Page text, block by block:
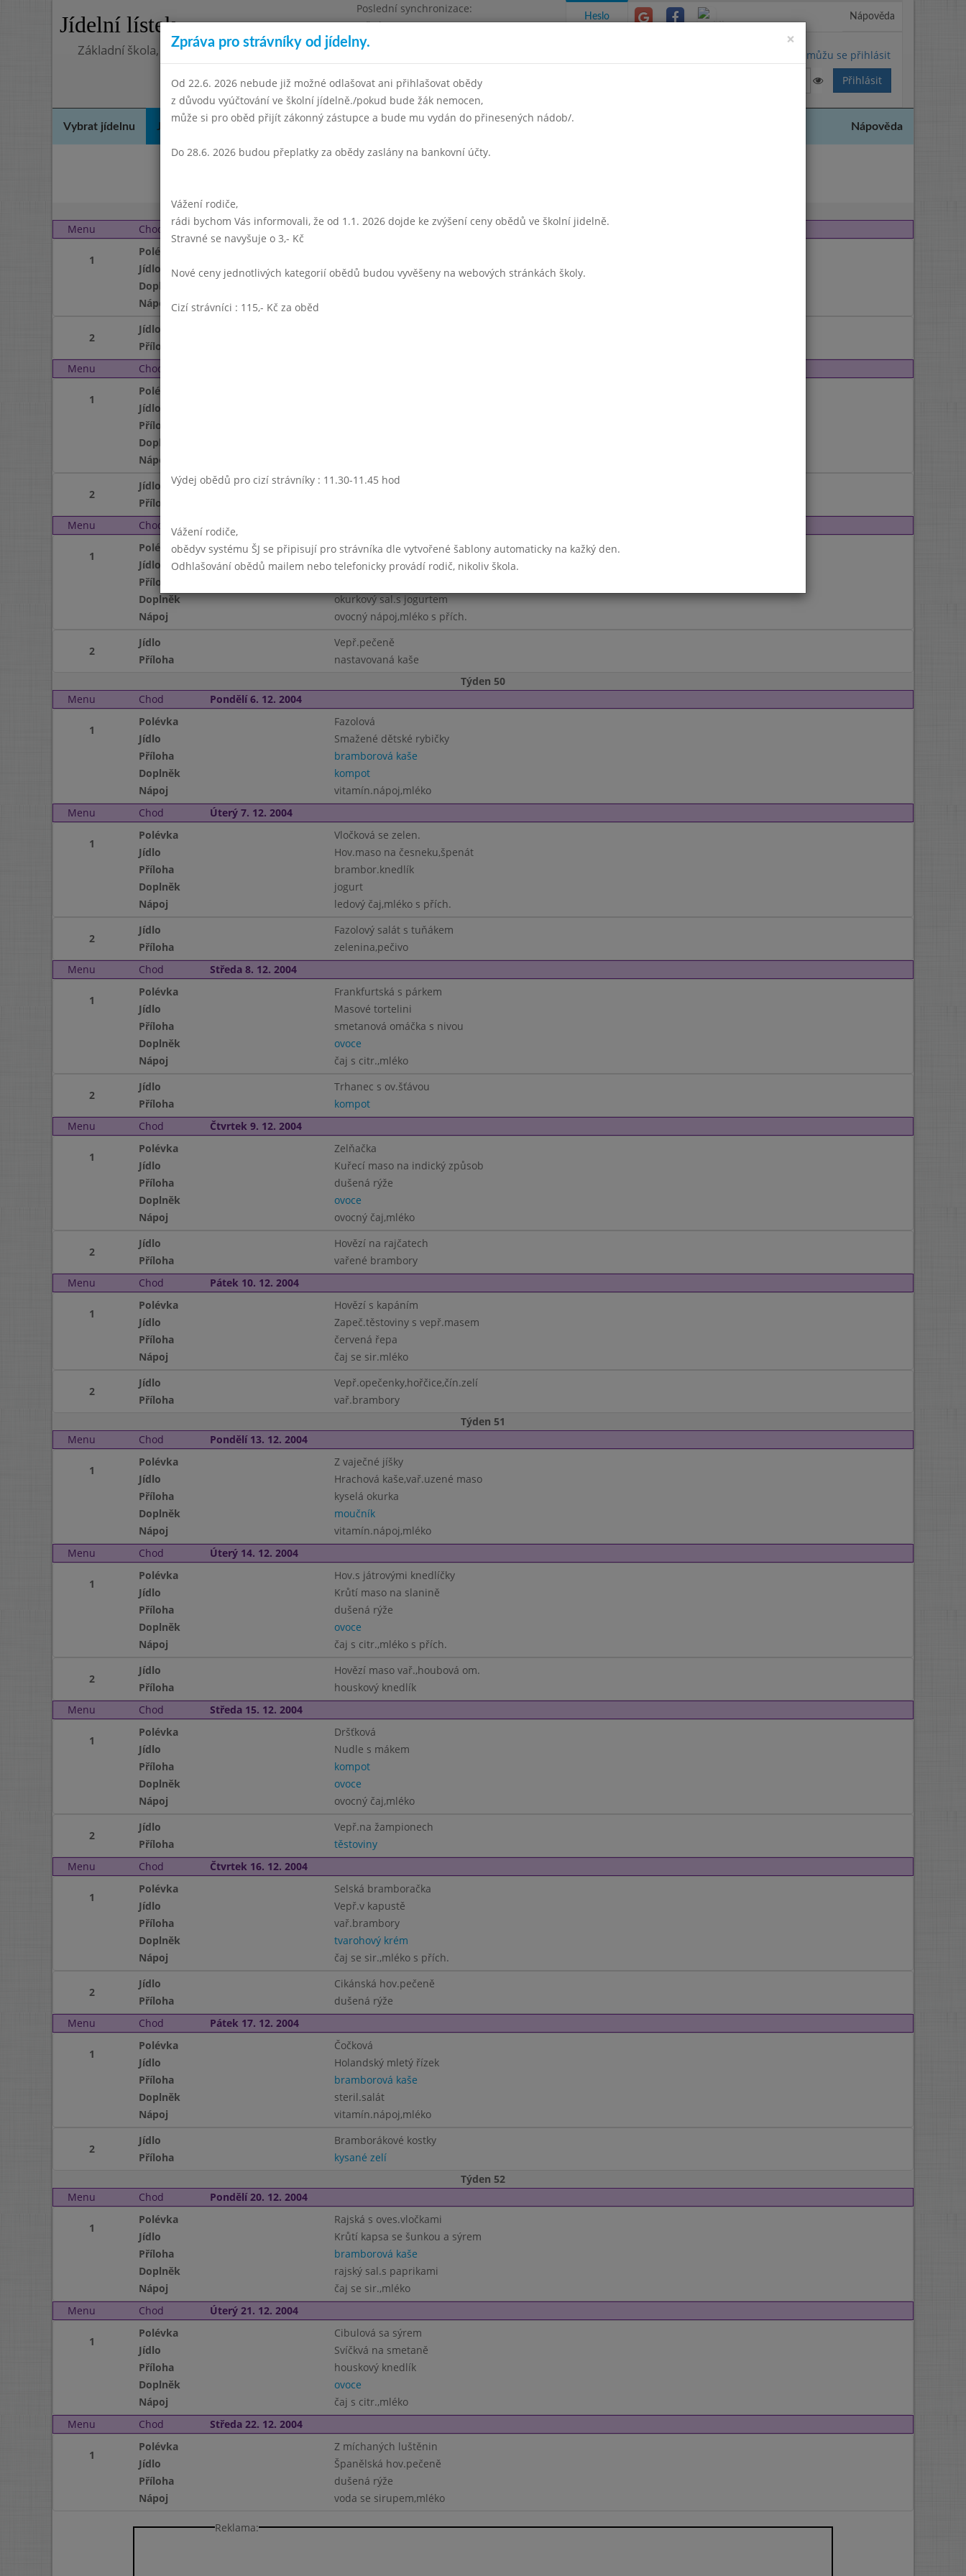
Jídelní lístek
Poslední synchronizace:
Středa 5.8.2026 6:57
Základní škola, Praha 4, Na Líše 16
Heslo Nápověda
Nemůžu se přihlásit
Vybrat jídelnu Jídelní lístek Historie Kontakty a informace Docházka Aktivity Nápověda
Menu
Chod Středa 1. 12. 2004
1
Polévka
Jídlo
Krupicová kaše s kakaem
Doplněk
Nápoj
2
Jídlo
Příloha
Menu
Chod
1
Polévka
Jídlo
Příloha
Doplněk
Nápoj
2
Jídlo
Pečený karbanátek
Příloha
Menu
Chod Pátek 3. 12. 2004
1
Polévka
Rybí s opeč.chlebem
Jídlo
Štěpánská hov.pečeně
Příloha
Doplněk
okurkový sal.s jogurtem
Nápoj
ovocný nápoj,mléko s přích.
2
Jídlo
Vepř.pečeně
Příloha
nastavovaná kaše
Týden 50
Menu
Chod Pondělí 6. 12. 2004
1
Polévka
Fazolová
Jídlo
Smažené dětské rybičky
Příloha
bramborová kaše
Doplněk
kompot
Nápoj
vitamín.nápoj,mléko
Menu
Chod Úterý 7. 12. 2004
1
Polévka
Vločková se zelen.
Jídlo
Hov.maso na česneku,špenát
Příloha
brambor.knedlík
Doplněk
jogurt
Nápoj
ledový čaj,mléko s přích.
2
Jídlo
Fazolový salát s tuňákem
Příloha
zelenina,pečivo
Menu
Chod Středa 8. 12. 2004
1
Polévka
Frankfurtská s párkem
Jídlo
Masové tortelini
Příloha
smetanová omáčka s nivou
Doplněk
ovoce
Nápoj
čaj s citr.,mléko
2
Jídlo
Trhanec s ov.šťávou
Příloha
kompot
Menu
Chod Čtvrtek 9. 12. 2004
1
Polévka
Zelňačka
Jídlo
Kuřecí maso na indický způsob
Příloha
dušená rýže
Doplněk
ovoce
Nápoj
ovocný čaj,mléko
2
Jídlo
Hovězí na rajčatech
Příloha
vařené brambory
Menu
Chod Pátek 10. 12. 2004
1
Polévka
Hovězí s kapáním
Jídlo
Zapeč.těstoviny s vepř.masem
Příloha
červená řepa
Nápoj
čaj se sir.mléko
2
Jídlo
Vepř.opečenky,hořčice,čín.zelí
Příloha
vař.brambory
Týden 51
Menu
Chod Pondělí 13. 12. 2004
1
Polévka
Z vaječné jíšky
Jídlo
Hrachová kaše,vař.uzené maso
Příloha
kyselá okurka
Doplněk
moučník
Nápoj
vitamín.nápoj,mléko
Menu
Chod Úterý 14. 12. 2004
1
Polévka
Hov.s játrovými knedlíčky
Jídlo
Krůtí maso na slanině
Příloha
dušená rýže
Doplněk
ovoce
Nápoj
čaj s citr.,mléko s přích.
2
Jídlo
Hovězí maso vař.,houbová om.
Příloha
houskový knedlík
Menu
Chod Středa 15. 12. 2004
1
Polévka
Dršťková
Jídlo
Nudle s mákem
Příloha
kompot
Doplněk
ovoce
Nápoj
ovocný čaj,mléko
2
Jídlo
Vepř.na žampionech
Příloha
těstoviny
Menu
Chod Čtvrtek 16. 12. 2004
1
Polévka
Selská bramboračka
Jídlo
Vepř.v kapustě
Příloha
vař.brambory
Doplněk
tvarohový krém
Nápoj
čaj se sir.,mléko s přích.
2
Jídlo
Cikánská hov.pečeně
Příloha
dušená rýže
Menu
Chod Pátek 17. 12. 2004
1
Polévka
Čočková
Jídlo
Holandský mletý řízek
Příloha
bramborová kaše
Doplněk
steril.salát
Nápoj
vitamín.nápoj,mléko
2
Jídlo
Bramborákové kostky
Příloha
kysané zelí
Týden 52
Menu
Chod Pondělí 20. 12. 2004
1
Polévka
Rajská s oves.vločkami
Jídlo
Krůtí kapsa se šunkou a sýrem
Příloha
bramborová kaše
Doplněk
rajský sal.s paprikami
Nápoj
čaj se sir.,mléko
Menu
Chod Úterý 21. 12. 2004
1
Polévka
Cibulová sa sýrem
Jídlo
Svíčkvá na smetaně
Příloha
houskový knedlík
Doplněk
ovoce
Nápoj
čaj s citr.,mléko
Menu
Chod Středa 22. 12. 2004
1
Polévka
Z míchaných luštěnin
Jídlo
Španělská hov.pečeně
Příloha
dušená rýže
Nápoj
voda se sirupem,mléko
Reklama:
×
Zpráva pro strávníky od jídelny.
Od 22.6. 2026 nebude již možné odlašovat ani přihlašovat obědy
z důvodu vyúčtování ve školní jídelně./pokud bude žák nemocen,
může si pro oběd přijít zákonný zástupce a bude mu vydán do přinesených nádob/.
Do 28.6. 2026 budou přeplatky za obědy zaslány na bankovní účty.
Vážení rodiče,
rádi bychom Vás informovali, že od 1.1. 2026 dojde ke zvýšení ceny obědů ve školní jidelně.
Stravné se navyšuje o 3,- Kč
Nové ceny jednotlivých kategorií obědů budou vyvěšeny na webových stránkách školy.
Cizí strávníci : 115,- Kč za oběd
Výdej obědů pro cizí strávníky : 11.30-11.45 hod
Vážení rodiče,
obědyv systému ŠJ se připisují pro strávníka dle vytvořené šablony automaticky na kažký den.
Odhlašování obědů mailem nebo telefonicky provádí rodič, nikoliv škola.